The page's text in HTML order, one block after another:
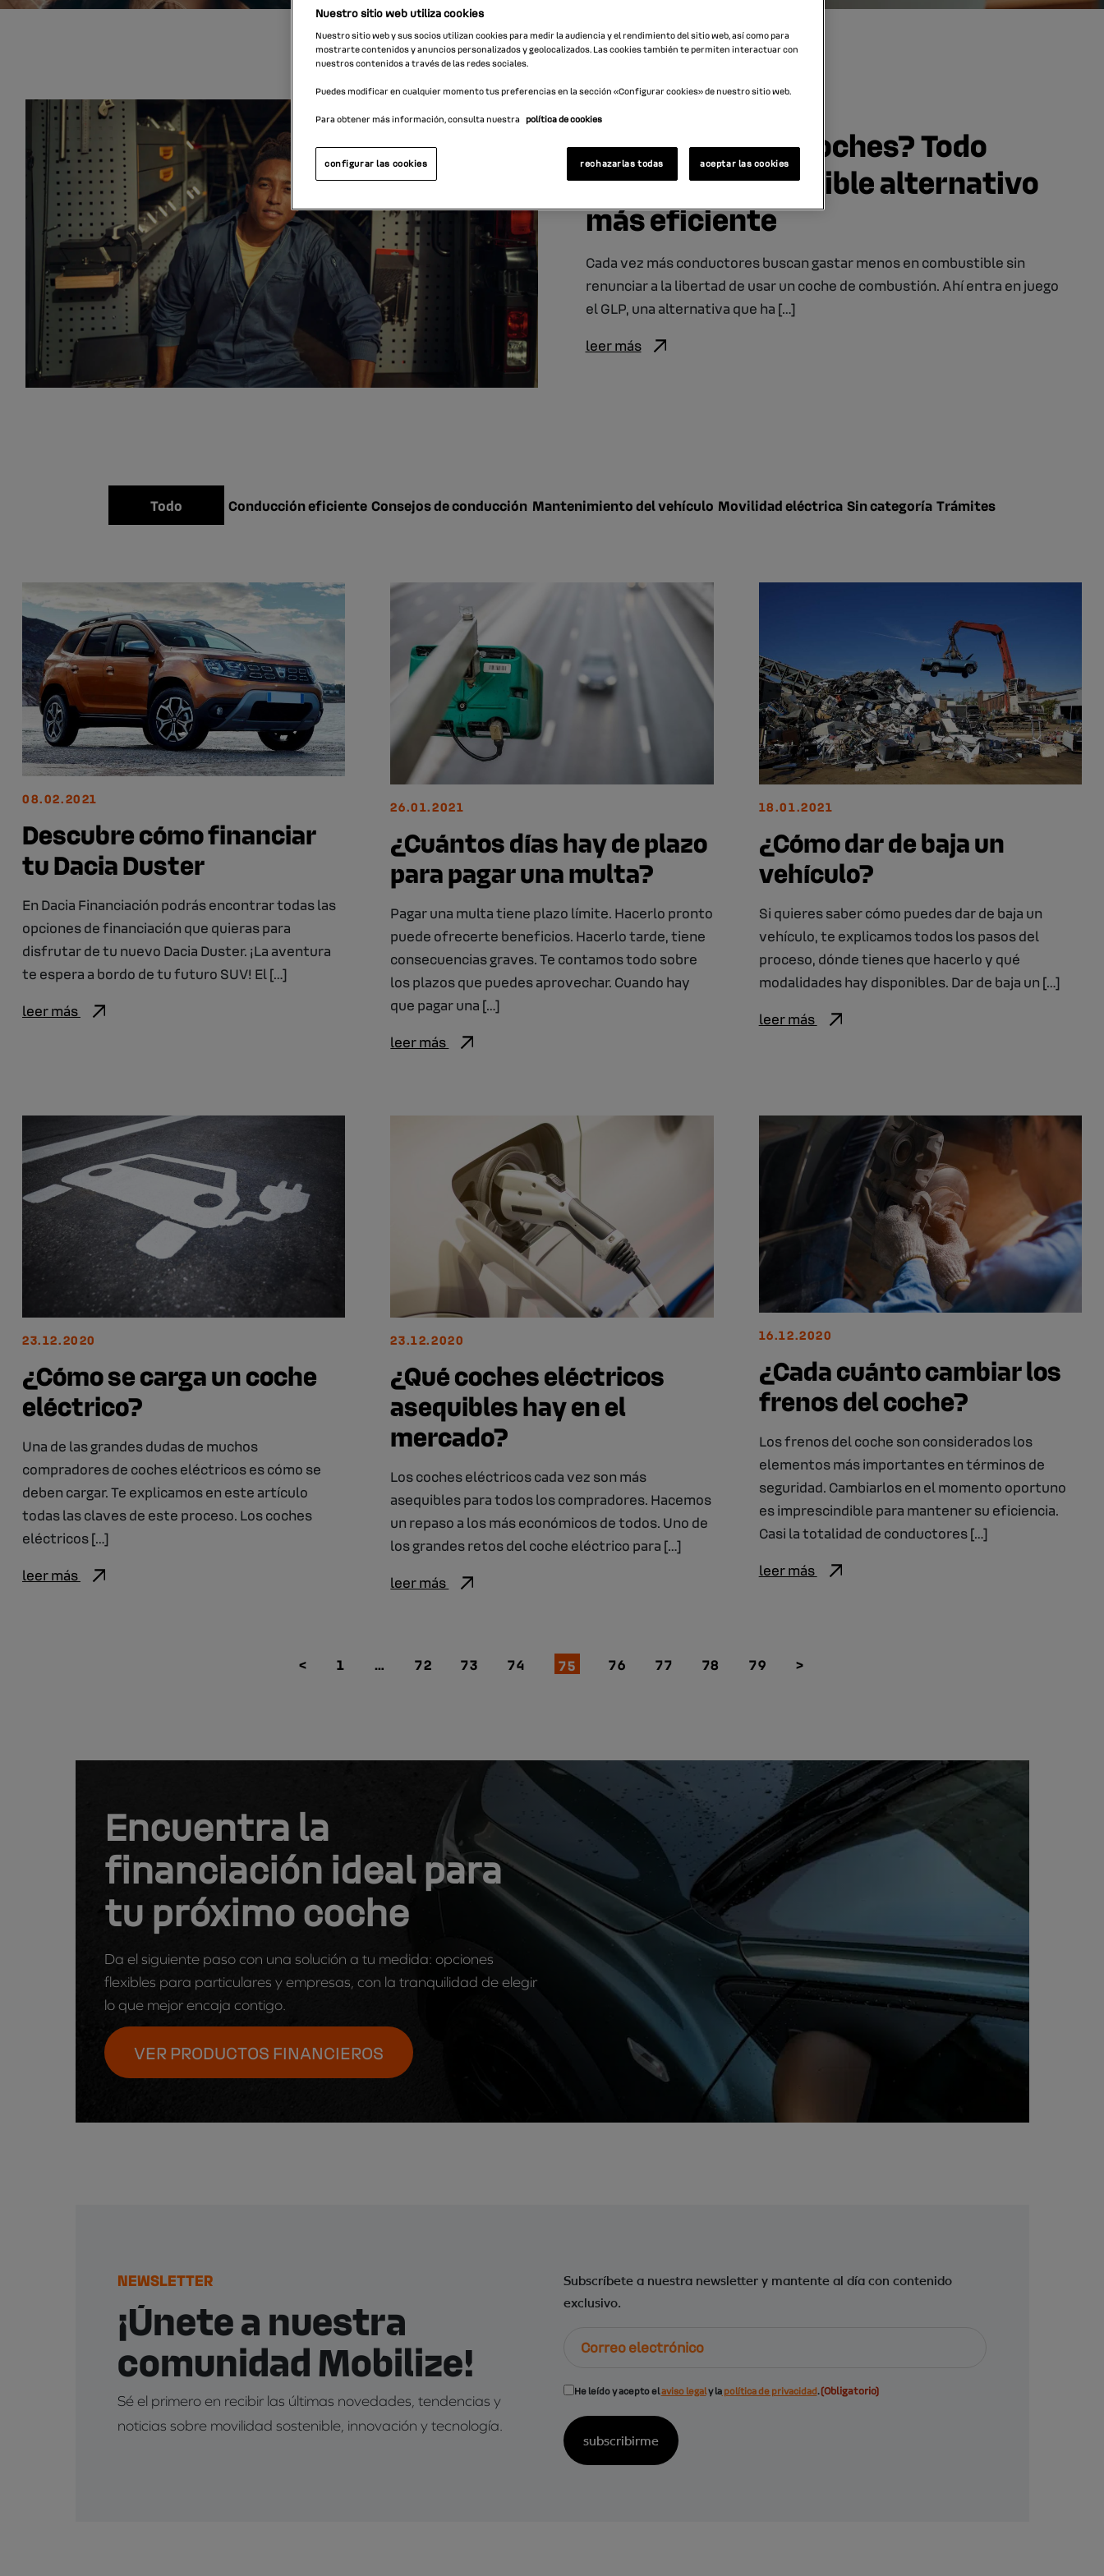
¿Qué es GLP en coches? Todo
sobre el combustible alternativo
más eficiente
Cada vez más conductores buscan gastar menos en combustible sin
renunciar a la libertad de usar un coche de combustión. Ahí entra en juego
el GLP, una alternativa que ha […]
leer más
Todo Conducción eficiente Consejos de conducción Mantenimiento del vehículo Movilidad eléctrica Sin categoría Trámites
08.02.2021
Descubre cómo financiar
tu Dacia Duster
En Dacia Financiación podrás encontrar todas las
opciones de financiación que quieras para
disfrutar de tu nuevo Dacia Duster. ¡La aventura
te espera a bordo de tu futuro SUV! El […]
leer más
26.01.2021
¿Cuántos días hay de plazo
para pagar una multa?
Pagar una multa tiene plazo límite. Hacerlo pronto
puede ofrecerte beneficios. Hacerlo tarde, tiene
consecuencias graves. Te contamos todo sobre
los plazos que puedes aprovechar. Cuando hay
que pagar una […]
leer más
18.01.2021
¿Cómo dar de baja un
vehículo?
Si quieres saber cómo puedes dar de baja un
vehículo, te explicamos todos los pasos del
proceso, dónde tienes que hacerlo y qué
modalidades hay disponibles. Dar de baja un […]
leer más
23.12.2020
¿Cómo se carga un coche
eléctrico?
Una de las grandes dudas de muchos
compradores de coches eléctricos es cómo se
deben cargar. Te explicamos en este artículo
todas las claves de este proceso. Los coches
eléctricos […]
leer más
23.12.2020
¿Qué coches eléctricos
asequibles hay en el
mercado?
Los coches eléctricos cada vez son más
asequibles para todos los compradores. Hacemos
un repaso a los más económicos de todos. Uno de
los grandes retos del coche eléctrico para […]
leer más
16.12.2020
¿Cada cuánto cambiar los
frenos del coche?
Los frenos del coche son considerados los
elementos más importantes en términos de
seguridad. Cambiarlos en el momento oportuno
es imprescindible para mantener su eficiencia.
Casi la totalidad de conductores […]
leer más
< 1 … 72 73 74 75 76 77 78 79 >
Encuentra la
financiación ideal para
tu próximo coche
Da el siguiente paso con una solución a tu medida: opciones
flexibles para particulares y empresas, con la tranquilidad de elegir
lo que mejor encaja contigo.
VER PRODUCTOS FINANCIEROS
NEWSLETTER
¡Únete a nuestra
comunidad Mobilize!
Sé el primero en recibir las últimas novedades, tendencias y
noticias sobre movilidad sostenible, innovación y tecnología.
Subscríbete a nuestra newsletter y mantente al día con contenido
exclusivo.
Consentimiento
(Obligatorio)
He leído y acepto elaviso legaly lapolítica de privacidad.(Obligatorio)
Nuestro sitio web utiliza cookies
Nuestro sitio web y sus socios utilizan cookies para medir la audiencia y el rendimiento del sitio web, así como para
mostrarte contenidos y anuncios personalizados y geolocalizados. Las cookies también te permiten interactuar con
nuestros contenidos a través de las redes sociales.
Puedes modificar en cualquier momento tus preferencias en la sección «Configurar cookies» de nuestro sitio web.
Para obtener más información, consulta nuestra política de cookies
configurar las cookies rechazarlas todas aceptar las cookies